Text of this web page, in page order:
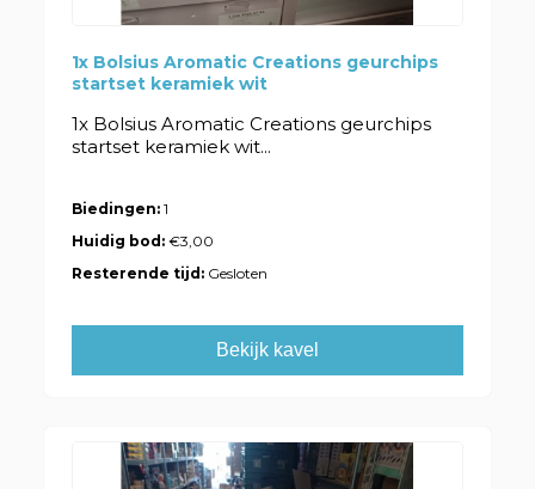
1x Bolsius Aromatic Creations geurchips
startset keramiek wit
1x Bolsius Aromatic Creations geurchips
startset keramiek wit...
Biedingen: 1
Huidig bod:€3,00
Resterende tijd: Gesloten
Bekijk kavel